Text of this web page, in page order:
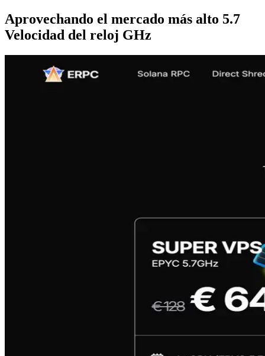
Aprovechando el mercado más alto 5.7
Velocidad del reloj GHz